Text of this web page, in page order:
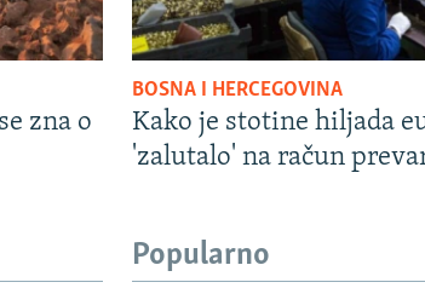
zna o
BOSNA I HERCEGOVINA
Kako je stotine hiljada
'zalutalo' na račun
Popularno